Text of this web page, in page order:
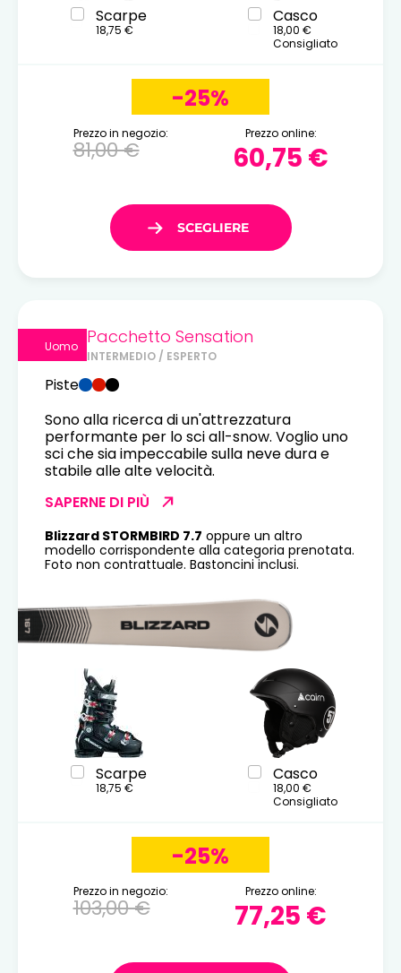
Scarpe
18,75 €
Casco
18,00 €
Consigliato
-25%
Prezzo in negozio:
81,00 €
Prezzo online:
60,75 €
Uomo Pacchetto Sensation
INTERMEDIO / ESPERTO
Piste
Sono alla ricerca di un'attrezzatura
performante per lo sci all-snow. Voglio uno
sci che sia impeccabile sulla neve dura e
stabile alle alte velocità.
SAPERNE DI PIÙ
Blizzard STORMBIRD 7.7 oppure un altro
modello corrispondente alla categoria prenotata.
Foto non contrattuale. Bastoncini inclusi.
Scarpe
18,75 €
Casco
18,00 €
Consigliato
-25%
Prezzo in negozio:
103,00 €
Prezzo online:
77,25 €